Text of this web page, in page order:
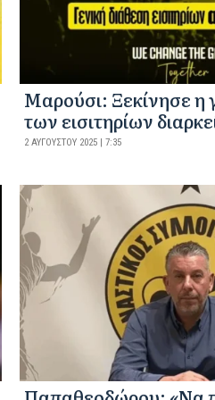
Μαρούσι: Ξεκίνησε η
των εισιτηρίων
2 ΑΥΓΟΎΣΤΟΥ 2025 | 7:35